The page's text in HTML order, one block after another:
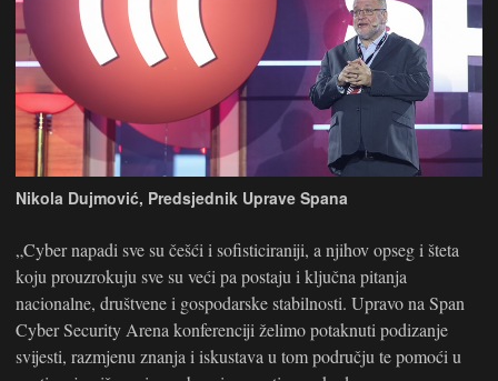
Nikola Dujmović, Predsjednik Uprave Spana
„Cyber napadi sve su češći i sofisticiraniji, a njihov opseg i šteta
koju prouzrokuju sve su veći pa postaju i ključna pitanja
nacionalne, društvene i gospodarske stabilnosti. Upravo na Span
Cyber Security Arena konferenciji želimo potaknuti podizanje
svijesti, razmjenu znanja i iskustava u tom području te pomoći u